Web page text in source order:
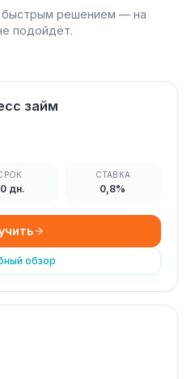
быстрым решением — на
подойдёт.
займ
дн.
СТАВКА
0,8%
обзор